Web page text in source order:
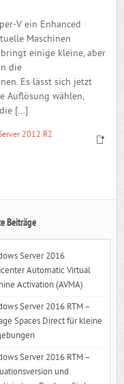
V ein Enhanced
Maschinen
einige kleine, aber
die
Es lässt sich jetzt
Auflösung wählen,
[…]
2012 R2
Beiträge
Server 2016
Automatic Virtual
Activation (AVMA)
Server 2016 RTM –
Spaces Direct für kleine
Server 2016 RTM –
und